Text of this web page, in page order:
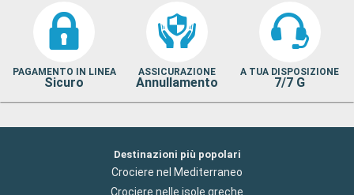
PAGAMENTO IN LINEA
Sicuro
ASSICURAZIONE
Annullamento
A TUA DISPOSIZIONE
7/7 G
Destinazioni più popolari
Crociere nel Mediterraneo
Crociere nelle isole greche